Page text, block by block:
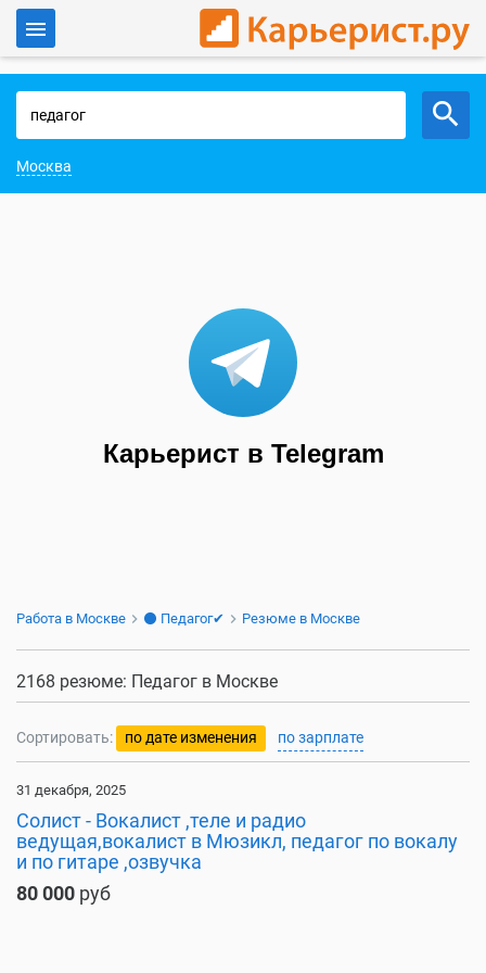
Работа в Москве
Москва
Карьерист в Telegram
Работа в Москве ⚫ Педагог✔ Резюме в Москве
2168 резюме: Педагог в Москве
Сортировать: по дате изменения по зарплате
31 декабря, 2025
Солист - Вокалист ,теле и радио
ведущая,вокалист в Мюзикл, педагог по вокалу
и по гитаре ,озвучка
80 000 руб